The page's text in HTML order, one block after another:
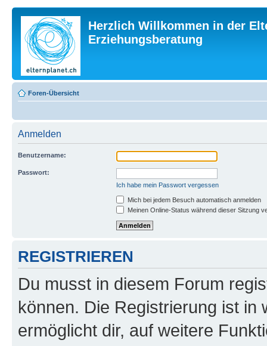
Herzlich Willkommen in der
Erziehungsberatung
Foren-Übersicht
Anmelden
Benutzername:
Passwort:
Ich habe mein Passwort vergessen
Mich bei jedem Besuch automatisch anmelden
Meinen Online-Status während dieser Sitzung
REGISTRIEREN
Du musst in diesem Forum
können. Die Registrierung ist in
ermöglicht dir, auf weitere